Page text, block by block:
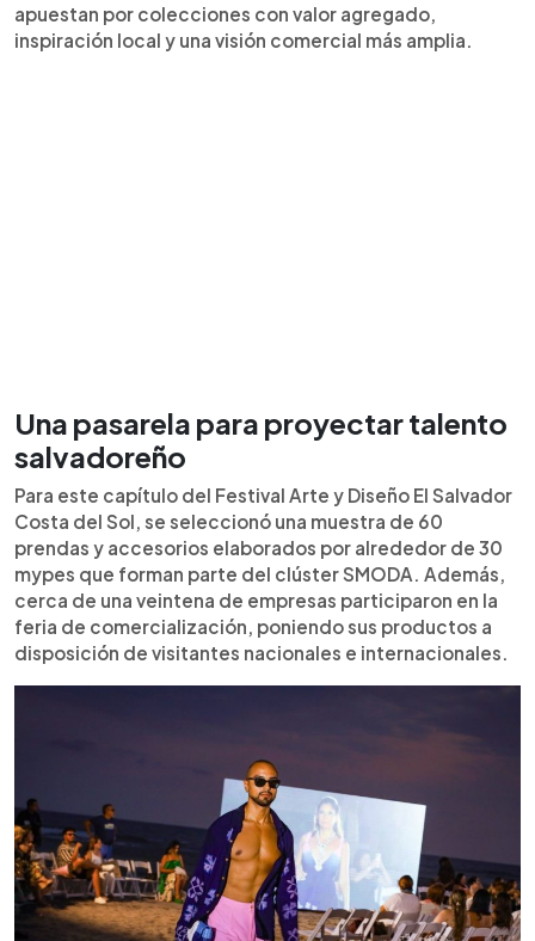
apuestan por colecciones con valor agregado,
inspiración local y una visión comercial más amplia.
Una pasarela para proyectar talento
salvadoreño
Para este capítulo del Festival Arte y Diseño El Salvador
Costa del Sol, se seleccionó una muestra de 60
prendas y accesorios elaborados por alrededor de 30
mypes que forman parte del clúster SMODA. Además,
cerca de una veintena de empresas participaron en la
feria de comercialización, poniendo sus productos a
disposición de visitantes nacionales e internacionales.